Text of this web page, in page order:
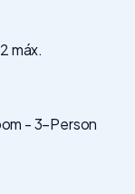
máx.
- 3-Person